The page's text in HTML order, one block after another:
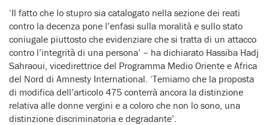
‘Il fatto che lo stupro sia catalogato nella sezione dei reati
contro la decenza pone l’enfasi sulla moralità e sullo stato
coniugale piuttosto che evidenziare che si tratta di un attacco
contro l’integrità di una persona’ – ha dichiarato Hassiba Hadj
Sahraoui, vicedirettrice del Programma Medio Oriente e Africa
del Nord di Amnesty International. ‘Temiamo che la proposta
di modifica dell’articolo 475 conterrà ancora la distinzione
relativa alle donne vergini e a coloro che non lo sono, una
distinzione discriminatoria e degradante’.